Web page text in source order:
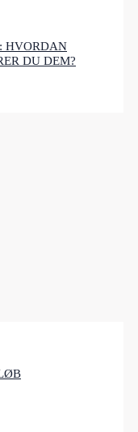
HVORDAN
DU DEM?